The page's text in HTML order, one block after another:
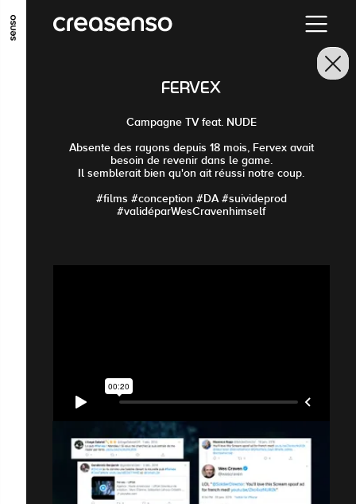
ALLER AU CONTENU PRINCIPAL
ALLER EN BAS DE PAGEFERVEX
Campagne TV feat. NUDE
Absente des rayons depuis 18 mois, Fervex avait
besoin de revenir dans le game.
Il semblerait bien qu'on ait réussi notre coup.
#films #conception #DA #suivideprod
#validéparWesCravenhimself